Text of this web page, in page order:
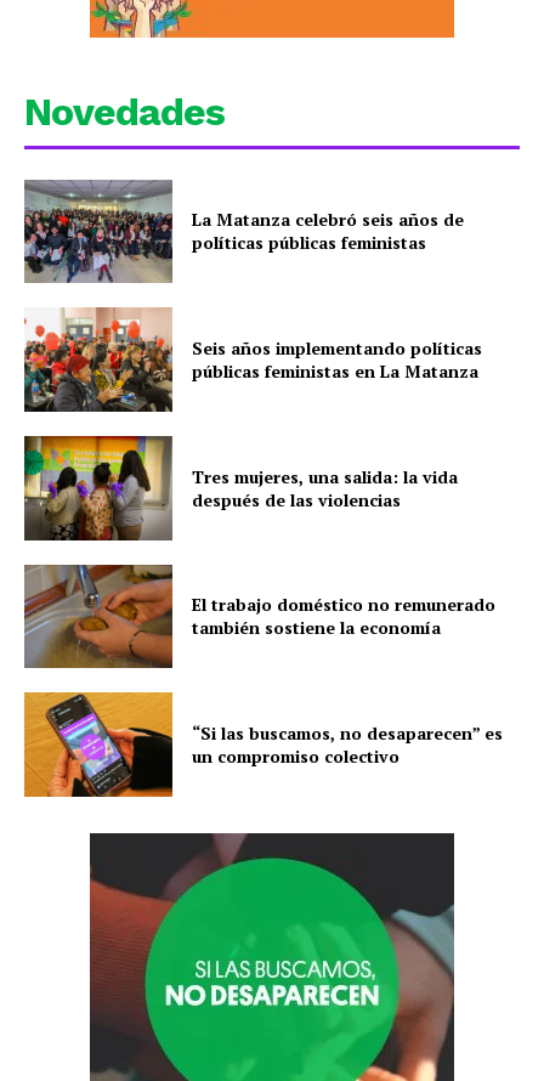
Novedades
La Matanza celebró seis años de
políticas públicas feministas
Seis años implementando políticas
públicas feministas en La Matanza
Tres mujeres, una salida: la vida
después de las violencias
El trabajo doméstico no remunerado
también sostiene la economía
“Si las buscamos, no desaparecen” es
un compromiso colectivo